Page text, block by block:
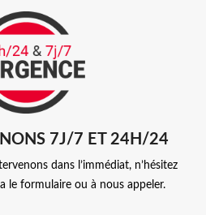
7J/7 ET 24H/24
dans l’immédiat, n’hésitez
le formulaire ou à nous appeler.